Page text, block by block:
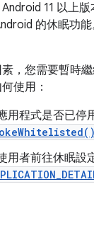
11 以上
的休眠功
，您需要暫時
使用：
用程式是否已停
用者前往休眠設